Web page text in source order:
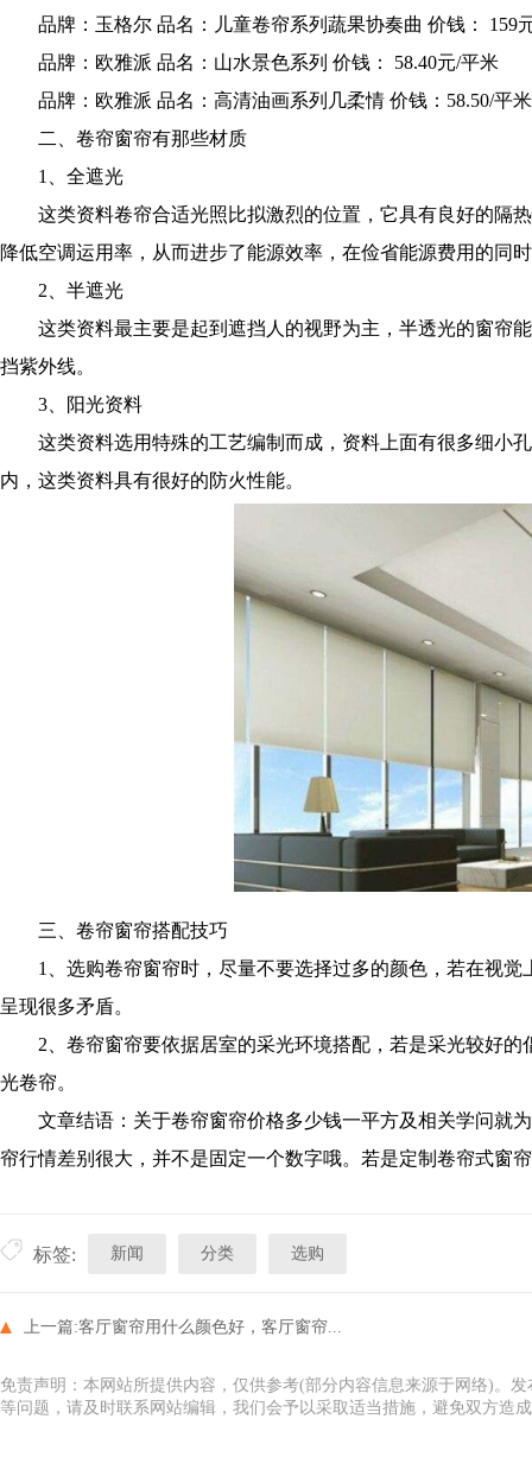
品牌：玉格尔 品名：儿童卷帘系列蔬果协奏曲 价钱： 159
品牌：欧雅派 品名：山水景色系列 价钱： 58.40元/平米
品牌：欧雅派 品名：高清油画系列几柔情 价钱：58.50/平米
二、卷帘窗帘有那些材质
1、全遮光
这类资料卷帘合适光照比拟激烈的位置，它具有良好的隔
降低空调运用率，从而进步了能源效率，在俭省能源费用的同
2、半遮光
这类资料最主要是起到遮挡人的视野为主，半透光的窗帘
挡紫外线。
3、阳光资料
这类资料选用特殊的工艺编制而成，资料上面有很多细小
内，这类资料具有很好的防火性能。
三、卷帘窗帘搭配技巧
1、选购卷帘窗帘时，尽量不要选择过多的颜色，若在视觉
呈现很多矛盾。
2、卷帘窗帘要依据居室的采光环境搭配，若是采光较好的
光卷帘。
文章结语：关于卷帘窗帘价格多少钱一平方及相关学问就
帘行情差别很大，并不是固定一个数字哦。若是定制卷帘式窗
标签: 新闻 分类 选购
上一篇:客厅窗帘用什么颜色好，客厅窗帘...
免责声明：本网站所提供内容，仅供参考(部分内容信息来源于网络)。
等问题，请及时联系网站编辑，我们会予以采取适当措施，避免双方造